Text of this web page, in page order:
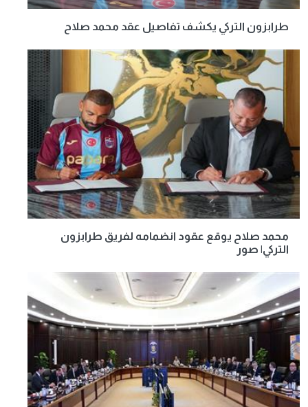
طرابزون التركي يكشف تفاصيل عقد محمد صلاح
محمد صلاح يوقع عقود انضمامه لفريق طرابزون
التركي| صور